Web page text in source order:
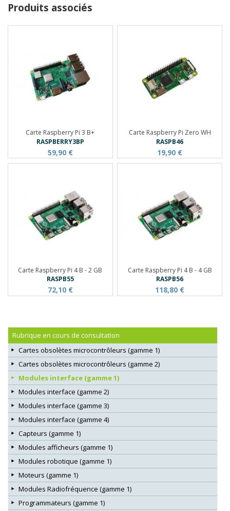
Produits associés
Carte Raspberry Pi 3 B+
RASPBERRY3BP
59,90 €
Carte Raspberry Pi Zero WH
RASPB46
19,90 €
Carte Raspberry Pi 4 B - 2 GB
RASPB55
72,10 €
Carte Raspberry Pi 4 B - 4 GB
RASPB56
118,80 €
Rubrique en cours de consultation
Cartes obsolètes microcontrôleurs (gamme 1)
Cartes obsolètes microcontrôleurs (gamme 2)
Modules interface (gamme 1)
Modules interface (gamme 2)
Modules interface (gamme 3)
Modules interface (gamme 4)
Capteurs (gamme 1)
Modules afficheurs (gamme 1)
Modules robotique (gamme 1)
Moteurs (gamme 1)
Modules Radiofréquence (gamme 1)
Programmateurs (gamme 1)